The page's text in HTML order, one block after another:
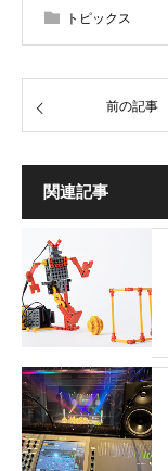
トピックス
前の記事
関連記事